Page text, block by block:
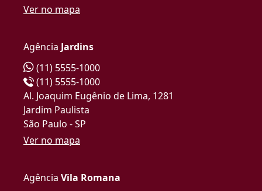
Ver no mapa
Agência Jardins
(11) 5555-1000
(11) 5555-1000
Al. Joaquim Eugênio de Lima, 1281
Jardim Paulista
São Paulo - SP
Ver no mapa
Agência Vila Romana